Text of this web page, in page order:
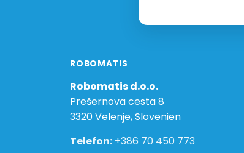
ROBOMATIS
Robomatis d.o.o.
Prešernova cesta 8
3320 Velenje, Slovenien
Telefon: +386 70 450 773